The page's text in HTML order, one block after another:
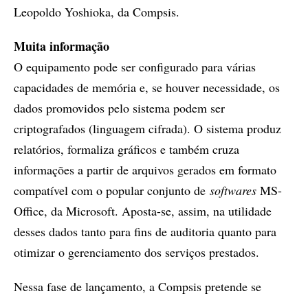
Leopoldo Yoshioka, da Compsis.
Muita informação
O equipamento pode ser configurado para várias
capacidades de memória e, se houver necessidade, os
dados promovidos pelo sistema podem ser
criptografados (linguagem cifrada). O sistema produz
relatórios, formaliza gráficos e também cruza
informações a partir de arquivos gerados em formato
compatível com o popular conjunto de softwares MS-
Office, da Microsoft. Aposta-se, assim, na utilidade
desses dados tanto para fins de auditoria quanto para
otimizar o gerenciamento dos serviços prestados.
Nessa fase de lançamento, a Compsis pretende se